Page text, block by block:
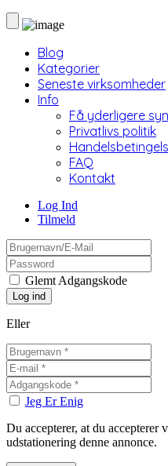
Blog
Kategorier
Seneste virksomheder
Info
Få yderligere
Privatlivs politik
FAQ
Kontakt
Log Ind
Tilmeld
Glemt Adgangskode
Eller
Jeg Er Enig
Du accepterer, at du
udstationering denne annonce.